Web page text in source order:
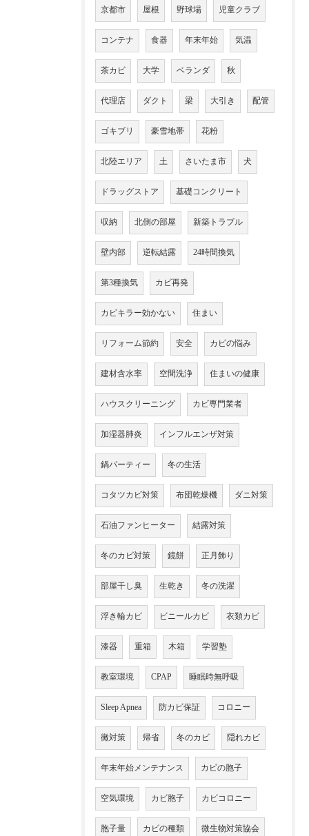
京都市 屋根 野球場 児童クラブ
コンテナ 食器 年末年始 気温
茶カビ 大学 ベランダ 秋
代理店 ダクト 梁 大引き 配管
ゴキブリ 豪雪地帯 花粉
北陸エリア 土 さいたま市 犬
ドラッグストア 基礎コンクリート
収納 北側の部屋 新築トラブル
壁内部 逆転結露 24時間換気
第3種換気 カビ再発
カビキラー効かない 住まい
リフォーム節約 安全 カビの悩み
建材含水率 空間洗浄 住まいの健康
ハウスクリーニング カビ専門業者
加湿器肺炎 インフルエンザ対策
鍋パーティー 冬の生活
コタツカビ対策 布団乾燥機 ダニ対策
石油ファンヒーター 結露対策
冬のカビ対策 鏡餅 正月飾り
部屋干し臭 生乾き 冬の洗濯
浮き輪カビ ビニールカビ 衣類カビ
漆器 重箱 木箱 学習塾
教室環境 CPAP 睡眠時無呼吸
Sleep Apnea 防カビ保証 コロニー
黴対策 帰省 冬のカビ 隠れカビ
年末年始メンテナンス カビの胞子
空気環境 カビ胞子 カビコロニー
胞子量 カビの種類 微生物対策協会